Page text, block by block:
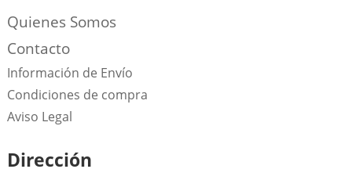
Quienes Somos
Contacto
Información de Envío
Condiciones de compra
Aviso Legal
Dirección